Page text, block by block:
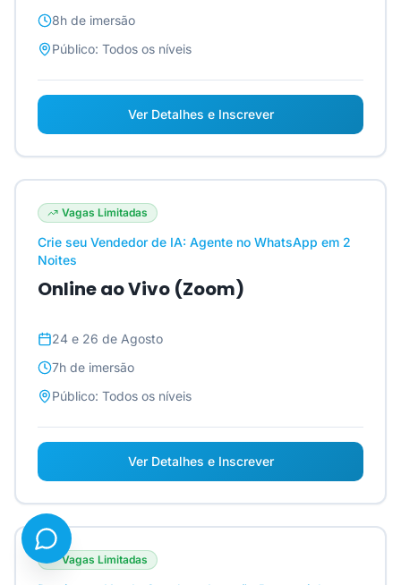
8h de imersão
Público: Todos os níveis
Ver Detalhes e Inscrever
Vagas Limitadas
Crie seu Vendedor de IA: Agente no WhatsApp em 2
Noites
Online ao Vivo (Zoom)
24 e 26 de Agosto
7h de imersão
Público: Todos os níveis
Ver Detalhes e Inscrever
Vagas Limitadas